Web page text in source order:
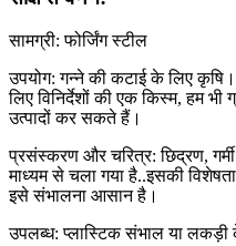
सामग्री: फोर्जिंग स्टील
उपयोग: गन्ने की कटाई के लिए
लिए विनिर्देशों की एक किस्म, हम
उत्पादों कर सकते हैं।
प्रसंस्करण और चरित्र: छिद्रण,
माध्यम से चला गया है..इसकी
इसे संभालना आसान है।
उपलब्ध: प्लास्टिक संभाल या